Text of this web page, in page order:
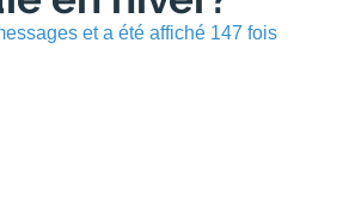
et a été affiché 147 fois